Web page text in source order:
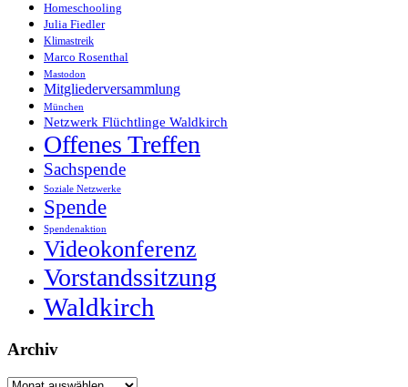
Homeschooling
Julia Fiedler
Klimastreik
Marco Rosenthal
Mastodon
Mitgliederversammlung
München
Netzwerk Flüchtlinge Waldkirch
Offenes Treffen
Sachspende
Soziale Netzwerke
Spende
Spendenaktion
Videokonferenz
Vorstandssitzung
Waldkirch
Archiv
Archiv